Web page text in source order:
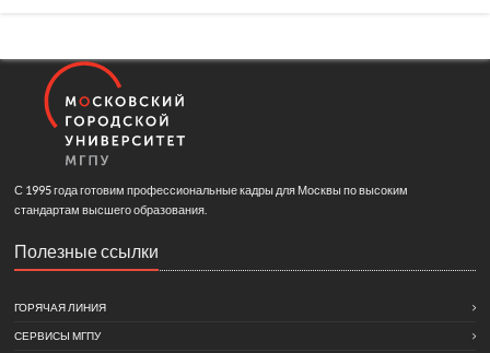
С 1995 года готовим профессиональные кадры для Москвы по высоким
стандартам высшего образования.
Полезные ссылки
ГОРЯЧАЯ ЛИНИЯ
СЕРВИСЫ МГПУ